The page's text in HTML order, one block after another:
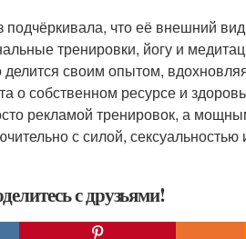
что её внешний
тренировки, йогу и
своим опытом,
о собственном ресурсе и
рекламой тренировок, а
с силой,
с друзьями!